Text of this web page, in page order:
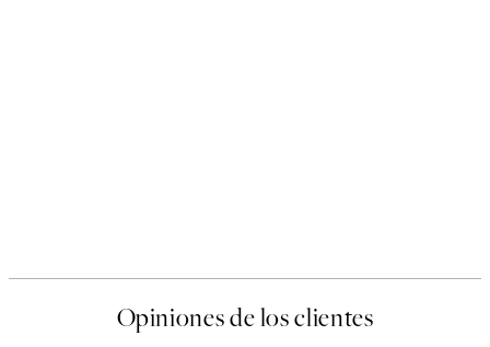
Opiniones de los clientes